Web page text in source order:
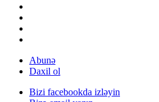
Abunə
Daxil ol
Bizi facebookda izləyin